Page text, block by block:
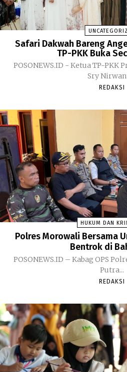
Safari Dakwah Bareng
TP-PKK Buka
POSONEWS.ID - Ketua TP-PKK
Sry
REDAKSI
HUKUM DAN
Polres Morowali Bersama
Bentrok di
POSONEWS.ID – Kabag OPS
Putra...
REDAKSI